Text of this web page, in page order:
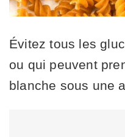
Évitez tous les
ou qui peuvent
blanche sous une